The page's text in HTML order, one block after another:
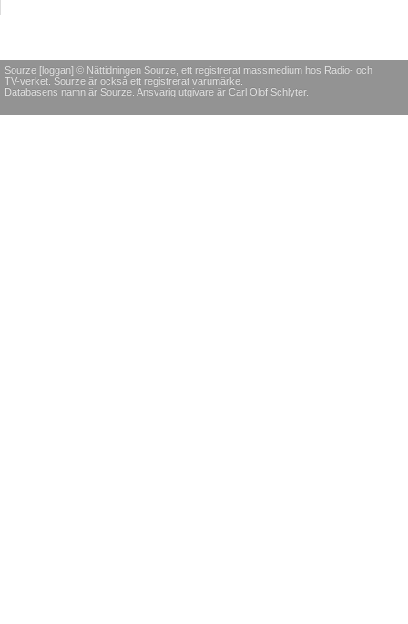
Sourze [loggan] © Nättidningen Sourze, ett registrerat massmedium hos Radio- och
TV-verket. Sourze är också ett registrerat varumärke.
Databasens namn är Sourze. Ansvarig utgivare är Carl Olof Schlyter.